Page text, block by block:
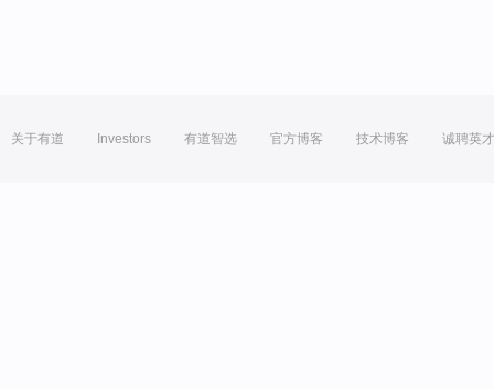
关于有道 Investors 有道智选 官方博客 技术博客 诚聘英才